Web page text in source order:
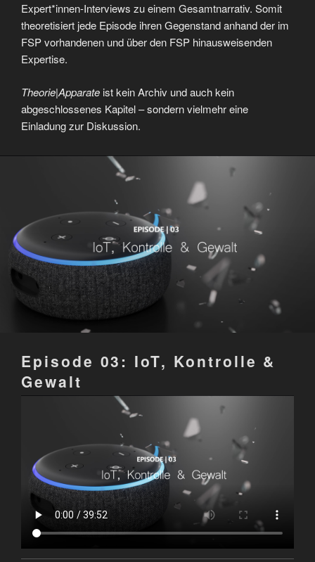
Expert*innen-Interviews zu einem Gesamtnarrativ. Somit
theoretisiert jede Episode ihren Gegenstand anhand der im
FSP vorhandenen und über den FSP hinausweisenden
Expertise.
Theorie|Apparate istkein Archiv und auch kein
abgeschlossenes Kapitel – sondern vielmehr eine
Einladung zur Diskussion.
Episode 03: IoT, Kontrolle &
Gewalt